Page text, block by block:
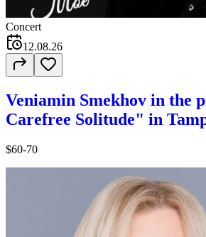
Concert
12.08.26
Veniamin Smekhov in the
Carefree Solitude" in
$60-70